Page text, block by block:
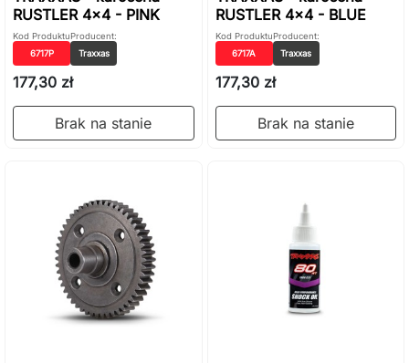
RUSTLER 4x4 - PINK
Kod Produktu
6717P
Producent:
Traxxas
177,30 zł
Brak na stanie
RUSTLER 4x4 - BLUE
Kod Produktu
6717A
Producent:
Traxxas
177,30 zł
Brak na stanie